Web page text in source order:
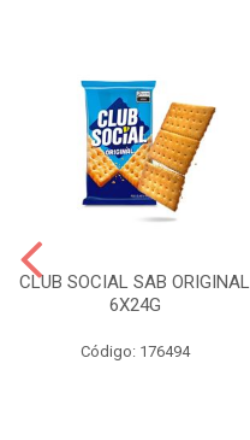
CLUB SOCIAL SAB ORIGINAL
6X24G
Código: 176494